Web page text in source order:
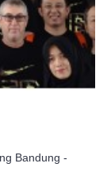
Bandung -